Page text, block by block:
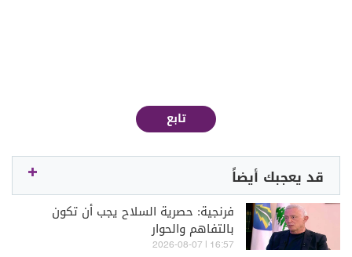
تابع
قد يعجبك أيضاً
فرنجية: حصرية السلاح يجب أن تكون
بالتفاهم والحوار
16:57 | 2026-08-07